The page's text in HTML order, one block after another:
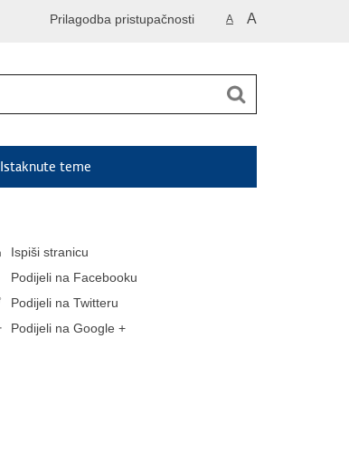
A A
Prilagodba pristupačnosti
Istaknute teme
Ispiši stranicu
Podijeli na Facebooku
Podijeli na Twitteru
Podijeli na Google +